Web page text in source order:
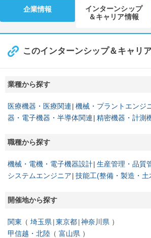
企業情報
インターンシップ
＆キャリア情報
このインターンシップ＆キャリ
業種から探す
医療機器・医療関連 機械・プラントエンジ
器・電子機器・半導体関連 精密機器・計測
職種から探す
機械・電機・電子機器設計 生産管理・品質
システムエンジニア 技能工(整備・製造・
開催地から探す
関東 埼玉県 東京都 神奈川県
甲信越・北陸
富山県